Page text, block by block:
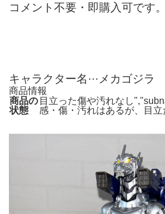
コメント不要・即購入可です
キャラクター名···メカゴジラ
商品情報
商品の
状態
目立った傷や汚れなし
感・傷・汚れはあるが、目立